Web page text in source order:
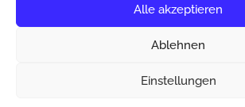
Alle akzeptieren
Ablehnen
Einstellungen